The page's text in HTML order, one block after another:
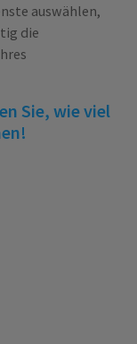
auswählen,
die
Sie, wie viel